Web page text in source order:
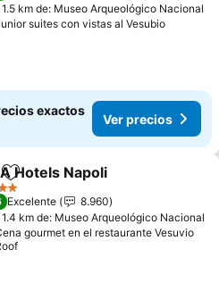
1.5 km de: Museo Arqueológico Nacional
suites con vistas al VesubioVer
exactos
Ver precios
Agregar a favoritos
Hotels Napoli
Excelente
8.960
1.4 km de: Museo Arqueológico Nacional
gourmet en el restaurante Vesuvio